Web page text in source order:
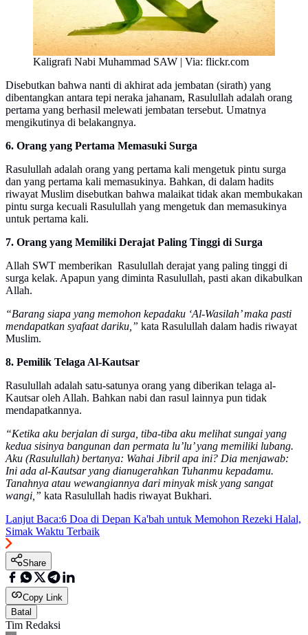
Kaligrafi Nabi Muhammad SAW | Via: flickr.com
Disebutkan bahwa nanti di akhirat ada jembatan (sirath) yang
dibentangkan antara tepi neraka jahanam, Rasulullah adalah orang
pertama yang berhasil melewati jembatan tersebut. Umatnya
mengikutinya di belakangnya.
6. Orang yang Pertama Memasuki Surga
Rasulullah adalah orang yang pertama kali mengetuk pintu surga
dan yang pertama kali memasukinya. Bahkan, di dalam hadits
riwayat Muslim disebutkan bahwa malaikat tidak akan membukakan
pintu surga kecuali Rasulullah yang mengetuk dan memasukinya
untuk pertama kali.
7. Orang yang Memiliki Derajat Paling Tinggi di Surga
Allah SWT memberikan Rasulullah derajat yang paling tinggi di
surga kelak. Apapun yang diminta Rasulullah, pasti akan dikabulkan
Allah.
“Barang siapa yang memohon kepadaku ‘Al-Wasilah’ maka pasti
mendapatkan syafaat dariku,” kata Rasulullah dalam hadis riwayat
Muslim.
8. Pemilik Telaga Al-Kautsar
Rasulullah adalah satu-satunya orang yang diberikan telaga al-
Kautsar oleh Allah. Bahkan nabi dan rasul lainnya pun tidak
mendapatkannya.
“Ketika aku berjalan di surga, tiba-tiba aku melihat sungai yang
kedua sisinya bangunan dan permata lu’lu’ yang memiliki lubang.
Aku (Rasulullah) bertanya: Wahai Jibril apa ini? Dia menjawab:
Ini ada al-Kautsar yang dianugerahkan Tuhanmu kepadamu.
Tanahnya atau wewangiannya dari minyak misk yang sangat
wangi,” kata Rasulullah hadis riwayat Bukhari.
Lanjut Baca:6 Doa di Depan Ka'bah untuk Memohon Rezeki Halal,
Simak Waktu Terbaik
Share
Copy Link
Batal
Tim Redaksi